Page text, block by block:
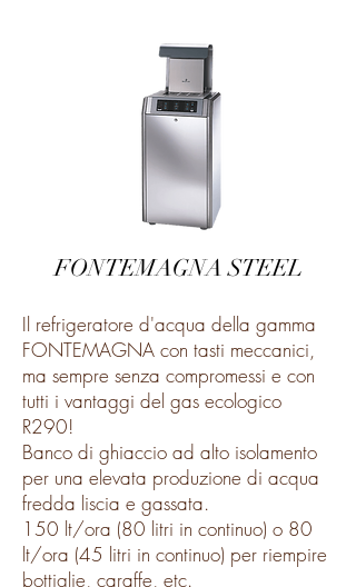
FONTEMAGNA STEEL
Il refrigeratore d'acqua della gamma
FONTEMAGNA con tasti meccanici,
ma sempre senza compromessi e con
tutti i vantaggi del gas ecologico
R290!
Banco di ghiaccio ad alto isolamento
per una elevata produzione di acqua
fredda liscia e gassata.
150 lt/ora (80 litri in continuo) o 80
lt/ora (45 litri in continuo) per riempire
bottiglie, caraffe, etc.